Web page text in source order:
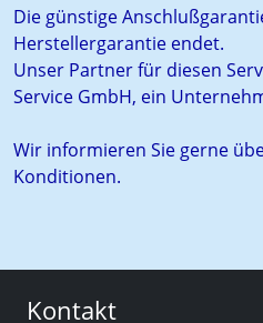
Die günstige
Herstellergarantie endet.
Unser Partner für diesen
Service GmbH, ein
Wir informieren Sie gerne
Konditionen.
Kontakt